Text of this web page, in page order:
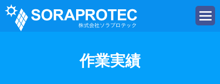
t
o
作業実績